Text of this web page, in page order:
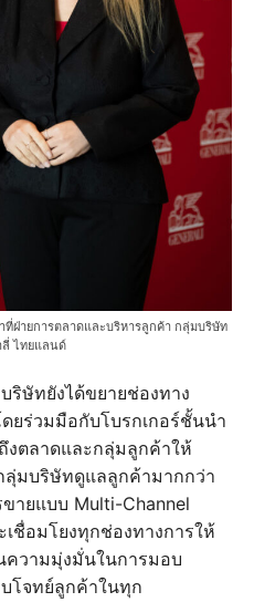
ฝ่ายการตลาดและบริหารลูกค้า กลุ่มบริษัท
ลี่ ไทยแลนด์
ริษัทยังได้ขยายช่องทาง
ยร่วมมือกับโบรกเกอร์ชั้นนำ
งตลาดและกลุ่มลูกค้าให้
มบริษัทดูแลลูกค้ามากกว่า
ายแบบ Multi-Channel
ชื่อมโยงทุกช่องทางการให้
ความมุ่งมั่นในการมอบ
โจทย์ลูกค้าในทุก